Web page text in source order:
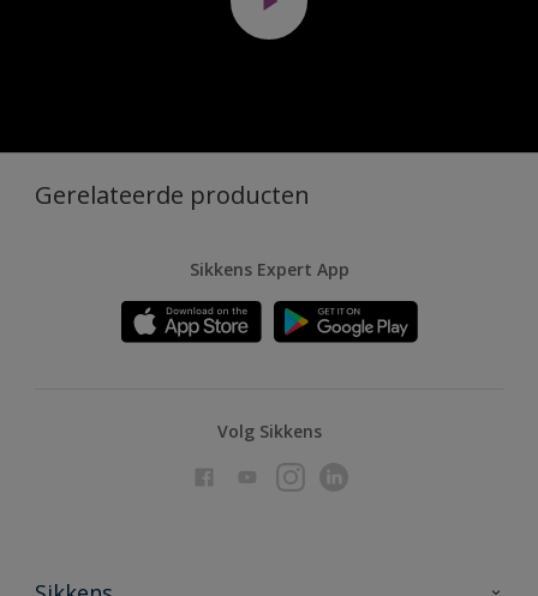
Gerelateerde producten
Sikkens Expert App
Volg Sikkens